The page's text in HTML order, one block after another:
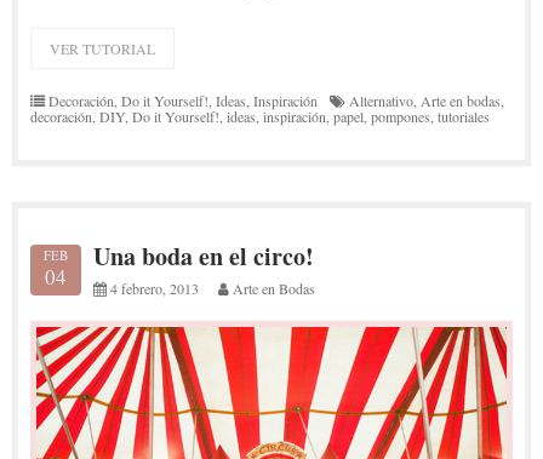
VER TUTORIAL
Decoración,Do it Yourself!,Ideas,Inspiración Alternativo,Arte en bodas,
decoración,DIY,Do it Yourself!,ideas,inspiración,papel,pompones,tutoriales
FEB
04
Una boda en el circo!
4 febrero, 2013 Arte en Bodas